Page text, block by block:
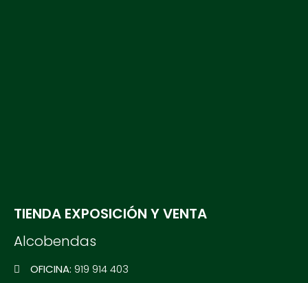
TIENDA EXPOSICIÓN Y VENTA
Alcobendas
OFICINA: 919 914 403